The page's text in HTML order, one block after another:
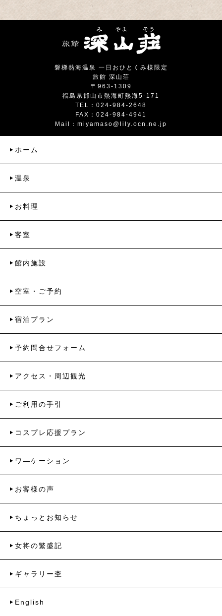
磐梯熱海温泉 一日おひとくみ様限定
旅館 深山荘
〒963-1309
福島県郡山市熱海町熱海5-171
TEL：024-984-2648
FAX：024-984-4941
Mail： miyamaso@lily.ocn.ne.jp
ホーム
温泉
お料理
客室
館内施設
空室・ご予約
宿泊プラン
予約問合せフォーム
アクセス・周辺観光
ご利用の手引
コスプレ応援プラン
ワ―ケーション
お客様の声
ちょっとお知らせ
女将の繁盛記
ギャラリー杢
English